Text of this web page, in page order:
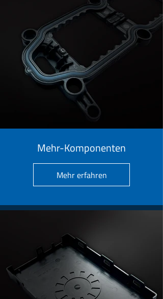
Mehr-Komponenten
Mehr erfahren